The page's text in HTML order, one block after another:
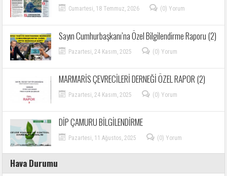
Cumartesi, 18 Temmuz, 2026 (0) Yorum
Sayın Cumhurbaşkanı’na Özel Bilgilendirme Raporu (2)
Pazartesi, 24 Kasım, 2025 (0) Yorum
MARMARİS ÇEVRECİLERİ DERNEĞİ ÖZEL RAPOR (2)
Pazartesi, 24 Kasım, 2025 (0) Yorum
DİP ÇAMURU BİLGİLENDİRME
Pazartesi, 11 Ağustos, 2025 (0) Yorum
Hava Durumu